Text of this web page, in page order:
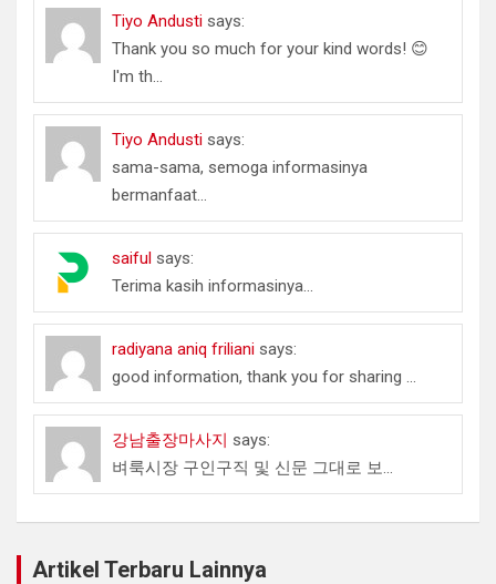
Tiyo Andusti says:
Thank you so much for your kind words! 😊
I'm th...
Tiyo Andusti says:
sama-sama, semoga informasinya
bermanfaat...
saiful says:
Terima kasih informasinya...
radiyana aniq friliani says:
good information, thank you for sharing ...
강남출장마사지 says:
벼룩시장 구인구직 및 신문 그대로 보...
Artikel Terbaru Lainnya